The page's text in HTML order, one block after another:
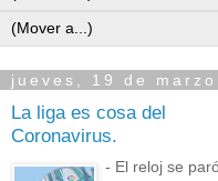
jueves, 19 de
La liga es cosa del
Coronavirus.
- El reloj se